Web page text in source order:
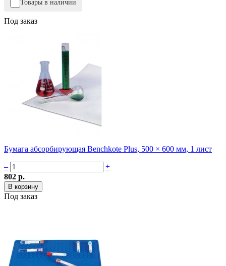
Товары в наличии
Под заказ
Бумага абсорбирующая Benchkote Plus, 500 × 600 мм, 1 лист
–
+
802 р.
Под заказ